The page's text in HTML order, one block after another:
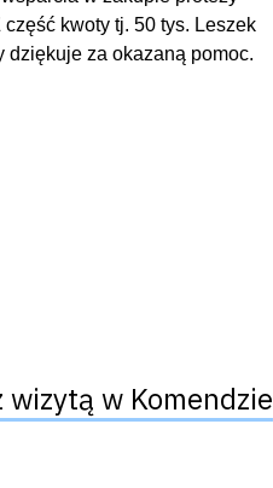
kwoty tj. 50 tys. Leszek
dziękuje za okazaną pomoc.
w Komendzie